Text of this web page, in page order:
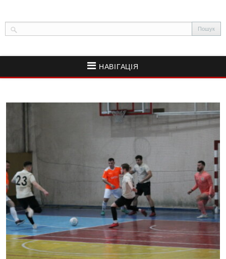
НАВІГАЦІЯ